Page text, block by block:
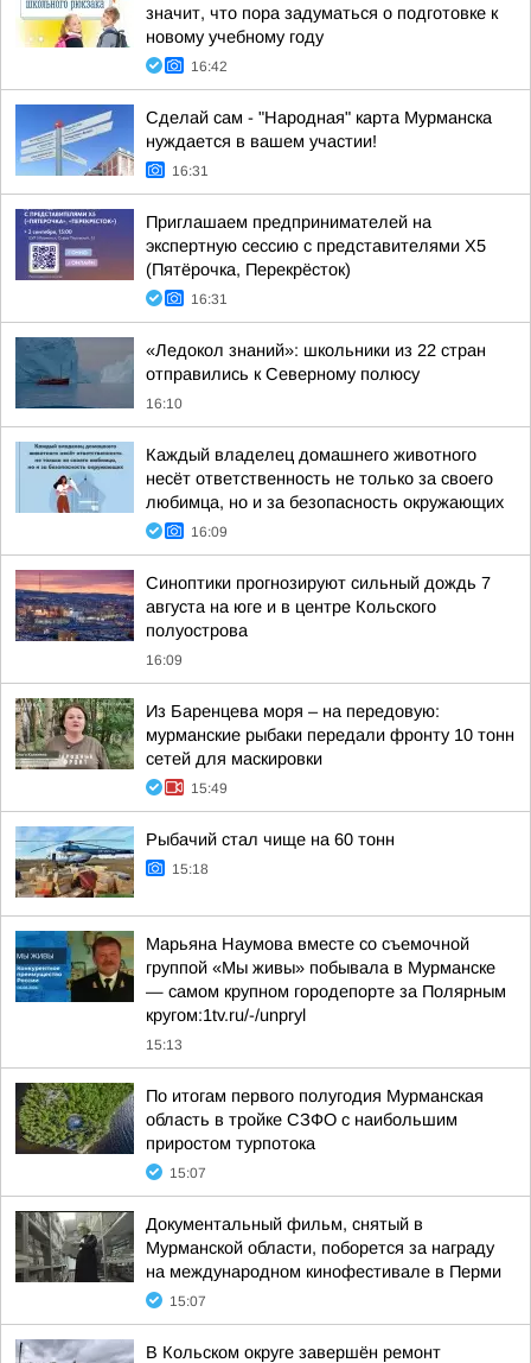
значит, что пора задуматься о подготовке к
новому учебному году
16:42
Сделай сам - "Народная" карта Мурманска
нуждается в вашем участии!
16:31
Приглашаем предпринимателей на
экспертную сессию с представителями X5
(Пятёрочка, Перекрёсток)
16:31
«Ледокол знаний»: школьники из 22 стран
отправились к Северному полюсу
16:10
Каждый владелец домашнего животного
несёт ответственность не только за своего
любимца, но и за безопасность окружающих
16:09
Синоптики прогнозируют сильный дождь 7
августа на юге и в центре Кольского
полуострова
16:09
Из Баренцева моря – на передовую:
мурманские рыбаки передали фронту 10 тонн
сетей для маскировки
15:49
Рыбачий стал чище на 60 тонн
15:18
Марьяна Наумова вместе со съемочной
группой «Мы живы» побывала в Мурманске
— самом крупном городепорте за Полярным
кругом:1tv.ru/-/unpryl
15:13
По итогам первого полугодия Мурманская
область в тройке СЗФО с наибольшим
приростом турпотока
15:07
Документальный фильм, снятый в
Мурманской области, поборется за награду
на международном кинофестивале в Перми
15:07
В Кольском округе завершён ремонт